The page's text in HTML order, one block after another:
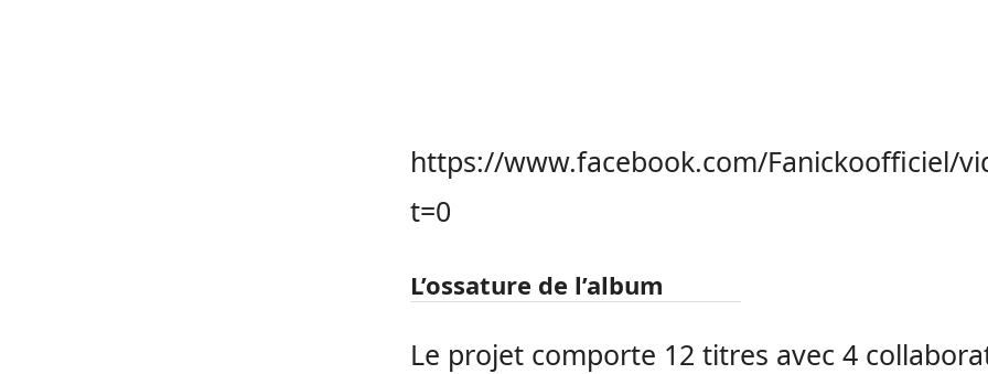
https://www.facebook.com/Fanickoofficiel/
t=0
L’ossature de l’album
Le projet comporte 12 titres avec 4